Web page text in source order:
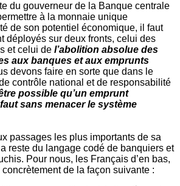
du gouverneur de la Banque centrale
à la monnaie unique
de son potentiel économique, il faut
déployés sur deux fronts, celui des
et celui de l’abolition absolue des
aux banques et aux emprunts
devons faire en sorte que dans le
contrôle national et de responsabilité
possible qu’un emprunt
sans menacer le système
passages les plus importants de sa
reste du langage codé de banquiers et
Pour nous, les Français d’en bas,
de la façon suivante :